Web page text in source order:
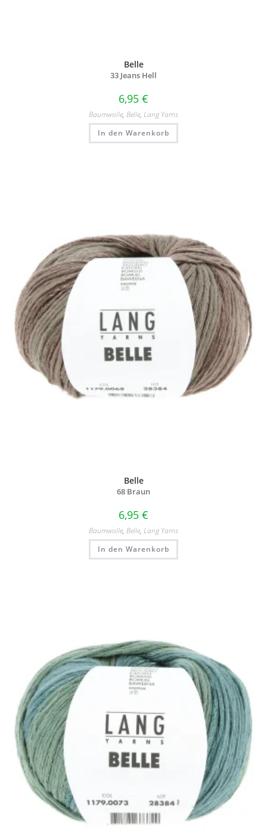
Belle
33 Jeans Hell
6,95 €
Baumwolle, Belle, Lang Yarns
In den Warenkorb
Belle
68 Braun
6,95 €
Baumwolle, Belle, Lang Yarns
In den Warenkorb